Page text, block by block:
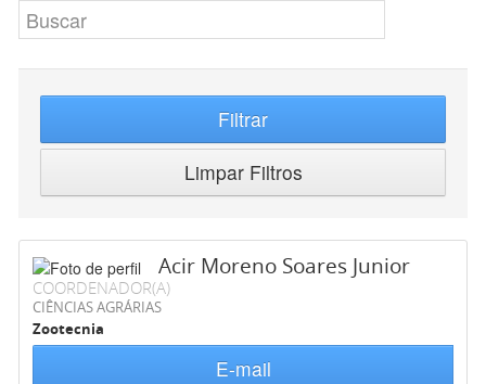
Filtrar
Limpar Filtros
Acir Moreno Soares Junior
COORDENADOR(A)
CIÊNCIAS AGRÁRIAS
Zootecnia
E-mail